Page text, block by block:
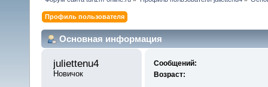
Профиль пользователя
Основная информация
juliettenu4
Новичок
Сообщений:
Возраст: